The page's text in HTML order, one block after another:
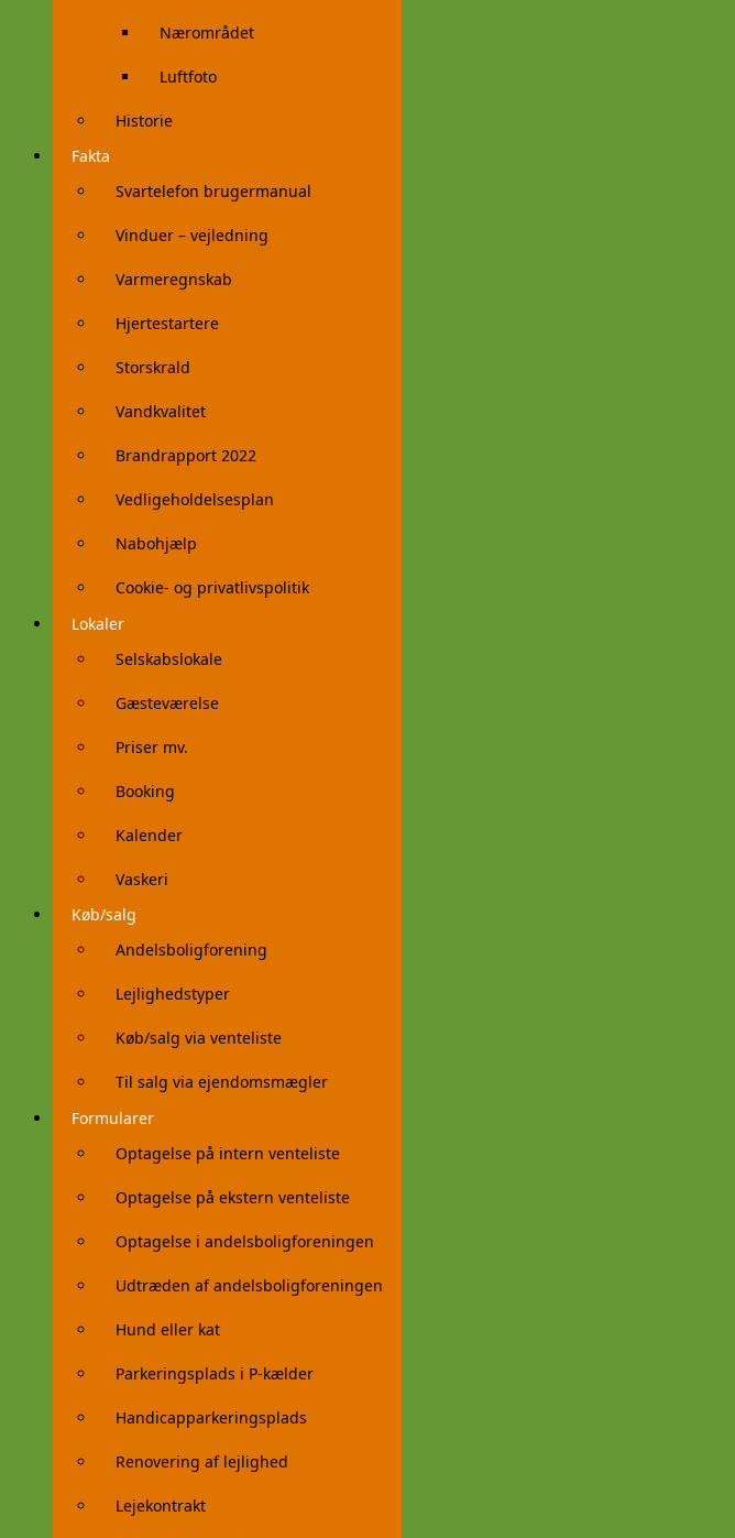
Nærområdet
Luftfoto
Historie
Fakta
Svartelefon brugermanual
Vinduer – vejledning
Varmeregnskab
Hjertestartere
Storskrald
Vandkvalitet
Brandrapport 2022
Vedligeholdelsesplan
Nabohjælp
Cookie- og privatlivspolitik
Lokaler
Selskabslokale
Gæsteværelse
Priser mv.
Booking
Kalender
Vaskeri
Køb/salg
Andelsboligforening
Lejlighedstyper
Køb/salg via venteliste
Til salg via ejendomsmægler
Formularer
Optagelse på intern venteliste
Optagelse på ekstern venteliste
Optagelse i andelsboligforeningen
Udtræden af andelsboligforeningen
Hund eller kat
Parkeringsplads i P-kælder
Handicapparkeringsplads
Renovering af lejlighed
Lejekontrakt